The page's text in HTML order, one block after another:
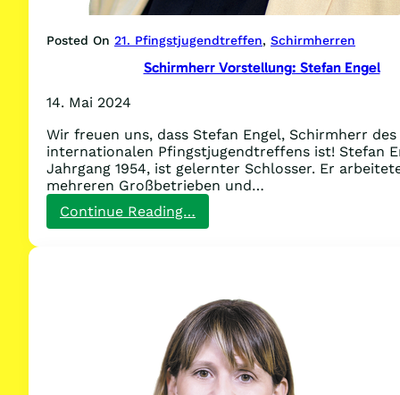
Posted On 21. Pfingstjugendtreffen, Schirmherren
Schirmherr Vorstellung: Stefan Engel
14. Mai 2024
Wir freuen uns, dass Stefan Engel, Schirmherr des
internationalen Pfingstjugendtreffens ist! Stefan
Jahrgang 1954, ist gelernter Schlosser. Er
mehreren Großbetrieben und…
Continue Reading…
Schirmherr